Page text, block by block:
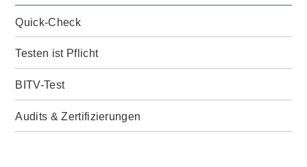
Quick-Check
Testen ist Pflicht
BITV-Test
Audits & Zertifizierungen